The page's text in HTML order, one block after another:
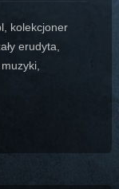
kolekcjoner
erudyta,